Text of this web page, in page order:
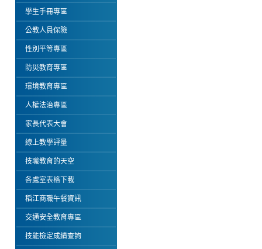
學生手冊專區
公教人員保險
性別平等專區
防災教育專區
環境教育專區
人權法治專區
家長代表大會
線上教學評量
技職教育的天空
各處室表格下載
稻江商職午餐資訊
交通安全教育專區
技能檢定成績查詢